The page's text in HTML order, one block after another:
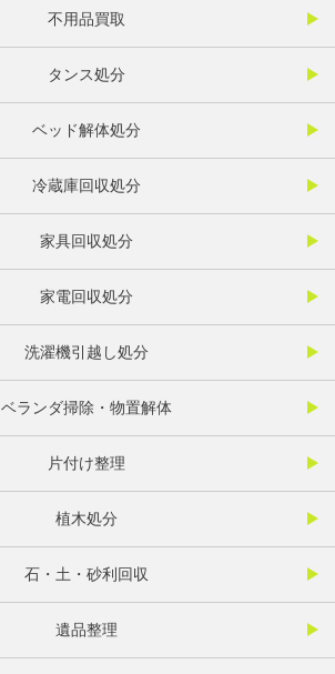
不用品買取
タンス処分
ベッド解体処分
冷蔵庫回収処分
家具回収処分
家電回収処分
洗濯機引越し処分
ベランダ掃除・物置解体
片付け整理
植木処分
石・土・砂利回収
遺品整理